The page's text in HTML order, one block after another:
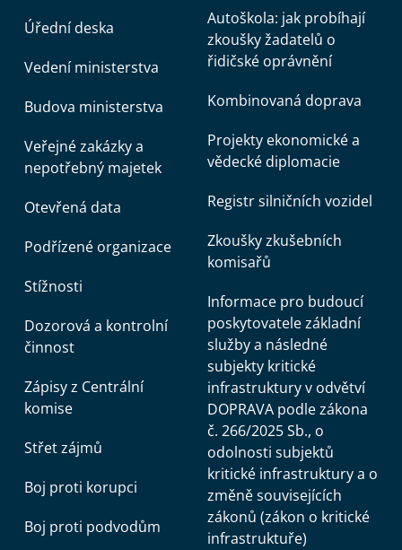
Úřední deska
Vedení ministerstva
Budova ministerstva
Veřejné zakázky a
nepotřebný majetek
Otevřená data
Podřízené organizace
Stížnosti
Dozorová a kontrolní
činnost
Zápisy z Centrální
komise
Střet zájmů
Boj proti korupci
Boj proti podvodům
Autoškola: jak probíhají
zkoušky žadatelů o
řidičské oprávnění
Kombinovaná doprava
Projekty ekonomické a
vědecké diplomacie
Registr silničních vozidel
Zkoušky zkušebních
komisařů
Informace pro budoucí
poskytovatele základní
služby a následné
subjekty kritické
infrastruktury v odvětví
DOPRAVA podle zákona
č. 266/2025 Sb., o
odolnosti subjektů
kritické infrastruktury a o
změně souvisejících
zákonů (zákon o kritické
infrastruktuře)